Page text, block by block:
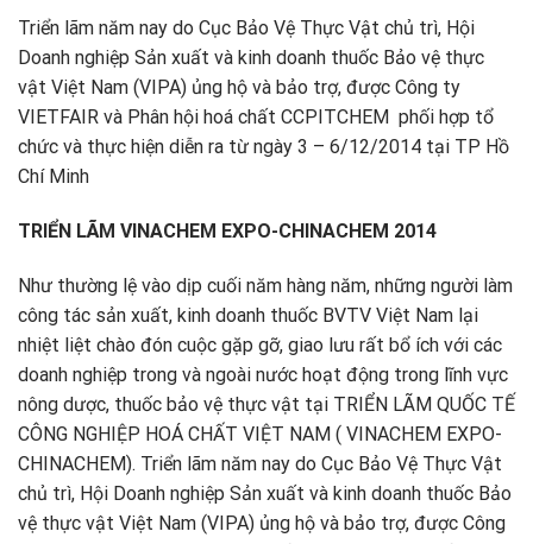
Triển lãm năm nay do Cục Bảo Vệ Thực Vật chủ trì, Hội
Doanh nghiệp Sản xuất và kinh doanh thuốc Bảo vệ thực
vật Việt Nam (VIPA) ủng hộ và bảo trợ, được Công ty
VIETFAIR và Phân hội hoá chất CCPITCHEM phối hợp tổ
chức và thực hiện diễn ra từ ngày 3 – 6/12/2014 tại TP Hồ
Chí Minh
TRIỂN LÃM VINACHEM EXPO-CHINACHEM 2014
Như thường lệ vào dịp cuối năm hàng năm, những người làm
công tác sản xuất, kinh doanh thuốc BVTV Việt Nam lại
nhiệt liệt chào đón cuộc gặp gỡ, giao lưu rất bổ ích với các
doanh nghiệp trong và ngoài nước hoạt động trong lĩnh vực
nông dược, thuốc bảo vệ thực vật tại TRIỂN LÃM QUỐC TẾ
CÔNG NGHIỆP HOÁ CHẤT VIỆT NAM ( VINACHEM EXPO-
CHINACHEM). Triển lãm năm nay do Cục Bảo Vệ Thực Vật
chủ trì, Hội Doanh nghiệp Sản xuất và kinh doanh thuốc Bảo
vệ thực vật Việt Nam (VIPA) ủng hộ và bảo trợ, được Công